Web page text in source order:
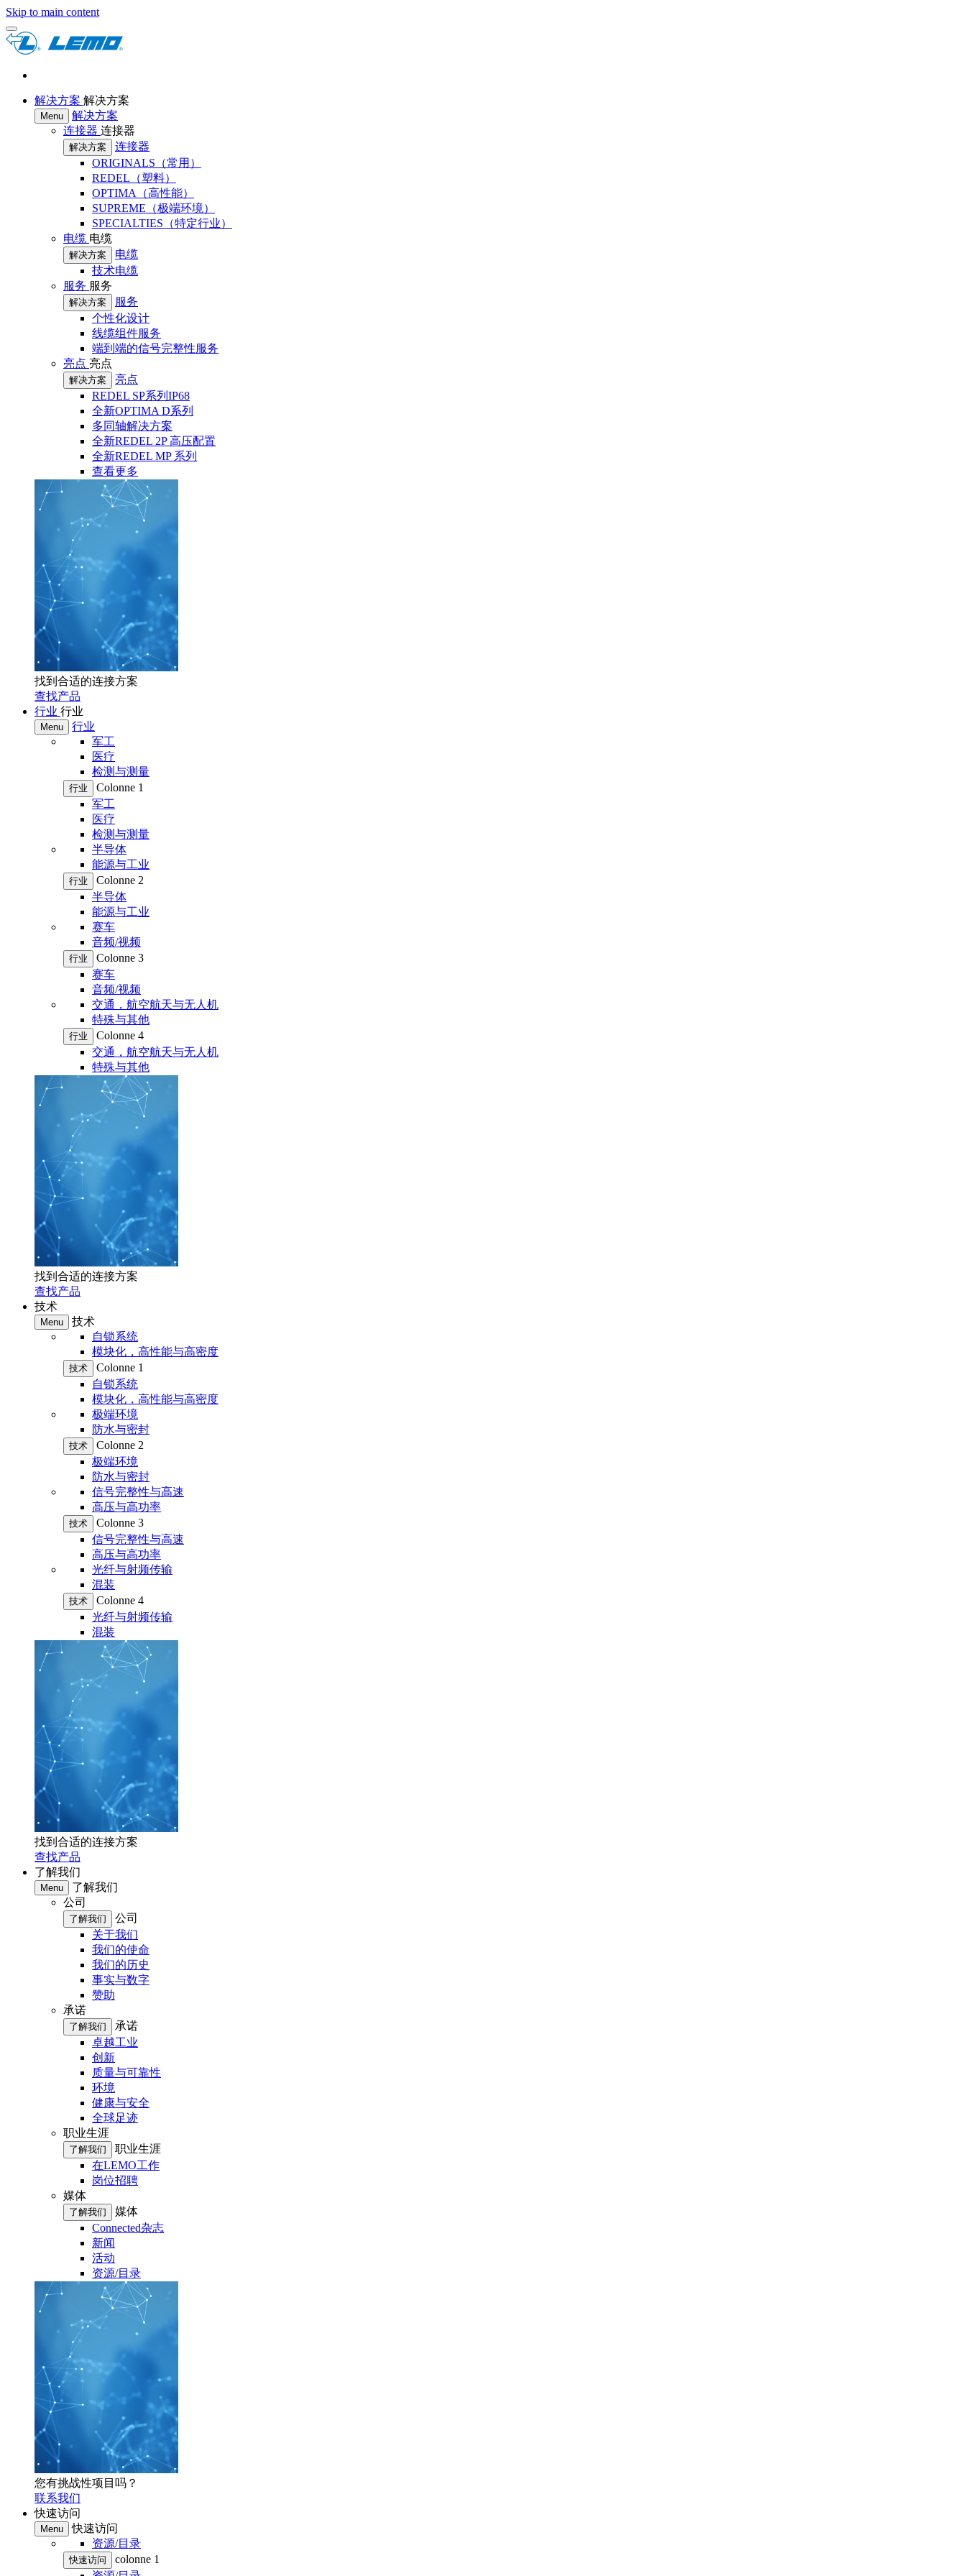
Skip to main content
解决方案 解决方案
Menu
解决方案
连接器 连接器
解决方案
连接器
ORIGINALS（常用）
REDEL（塑料）
OPTIMA（高性能）
SUPREME（极端环境）
SPECIALTIES（特定行业）
电缆 电缆
解决方案
电缆
技术电缆
服务 服务
解决方案
服务
个性化设计
线缆组件服务
端到端的信号完整性服务
亮点 亮点
解决方案
亮点
REDEL SP系列IP68
全新OPTIMA D系列
多同轴解决方案
全新REDEL 2P 高压配置
全新REDEL MP 系列
查看更多
找到合适的连接方案
查找产品
行业 行业
Menu
行业
军工
医疗
检测与测量
行业
Colonne 1
军工
医疗
检测与测量
半导体
能源与工业
行业
Colonne 2
半导体
能源与工业
赛车
音频/视频
行业
Colonne 3
赛车
音频/视频
交通，航空航天与无人机
特殊与其他
行业
Colonne 4
交通，航空航天与无人机
特殊与其他
找到合适的连接方案
查找产品
技术
Menu
技术
自锁系统
模块化，高性能与高密度
技术
Colonne 1
自锁系统
模块化，高性能与高密度
极端环境
防水与密封
技术
Colonne 2
极端环境
防水与密封
信号完整性与高速
高压与高功率
技术
Colonne 3
信号完整性与高速
高压与高功率
光纤与射频传输
混装
技术
Colonne 4
光纤与射频传输
混装
找到合适的连接方案
查找产品
了解我们
Menu
了解我们
公司
了解我们
公司
关于我们
我们的使命
我们的历史
事实与数字
赞助
承诺
了解我们
承诺
卓越工业
创新
质量与可靠性
环境
健康与安全
全球足迹
职业生涯
了解我们
职业生涯
在LEMO工作
岗位招聘
媒体
了解我们
媒体
Connected杂志
新闻
活动
资源/目录
您有挑战性项目吗？
联系我们
快速访问
Menu
快速访问
资源/目录
快速访问
colonne 1